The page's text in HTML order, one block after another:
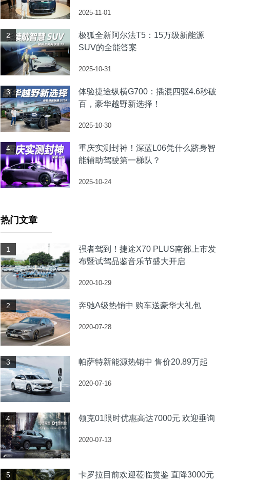
2025-11-01
2
极狐全新阿尔法T5：15万级新能源
SUV的全能答案
2025-10-31
3
体验捷途纵横G700：插混四驱4.6秒破
百，豪华越野新选择！
2025-10-30
4
重庆实测封神！深蓝L06凭什么跻身智
能辅助驾驶第一梯队？
2025-10-24
热门文章
1
强者驾到！捷途X70 PLUS南部上市发
布暨试驾品鉴音乐节盛大开启
2020-10-29
2 奔驰A级热销中 购车送豪华大礼包
2020-07-28
3 帕萨特新能源热销中 售价20.89万起
2020-07-16
4 领克01限时优惠高达7000元 欢迎垂询
2020-07-13
5 卡罗拉目前欢迎莅临赏鉴 直降3000元